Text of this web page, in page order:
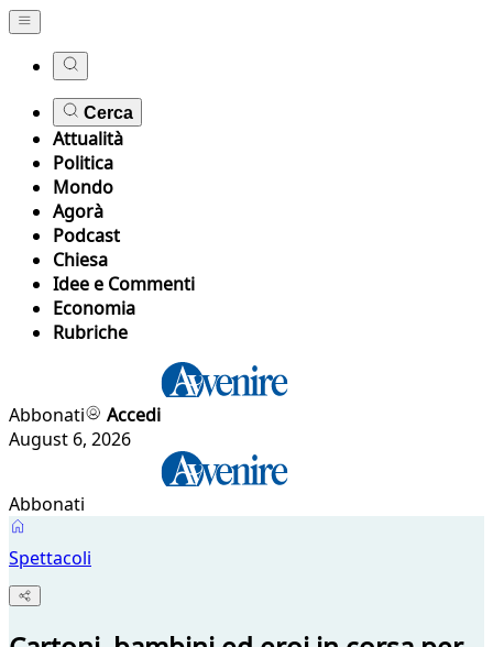
Cerca
Attualità
Politica
Mondo
Agorà
Podcast
Chiesa
Idee e Commenti
Economia
Rubriche
Abbonati
Accedi
August 6, 2026
Abbonati
Spettacoli